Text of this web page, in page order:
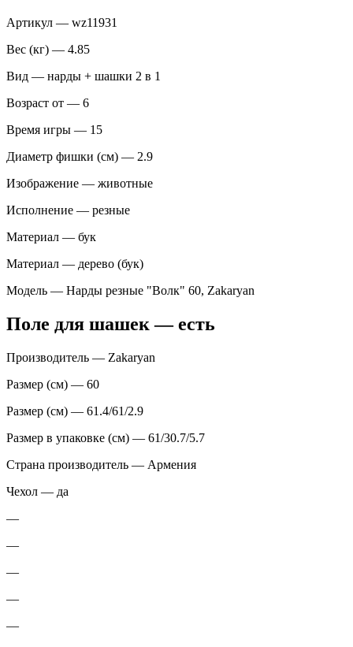
Артикул — wz11931
Вес (кг) — 4.85
Вид — нарды + шашки 2 в 1
Возраст от — 6
Время игры — 15
Диаметр фишки (см) — 2.9
Изображение — животные
Исполнение — резные
Материал — бук
Материал — дерево (бук)
Модель — Нарды резные "Волк" 60, Zakaryan
Поле для шашек — есть
Производитель — Zakaryan
Размер (см) — 60
Размер (см) — 61.4/61/2.9
Размер в упаковке (см) — 61/30.7/5.7
Страна производитель — Армения
Чехол — да
—
—
—
—
—